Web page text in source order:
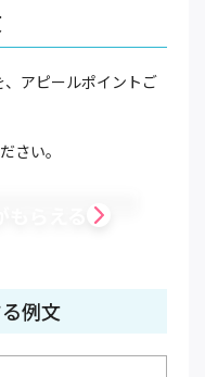
アピールポイントご
さい。
例文